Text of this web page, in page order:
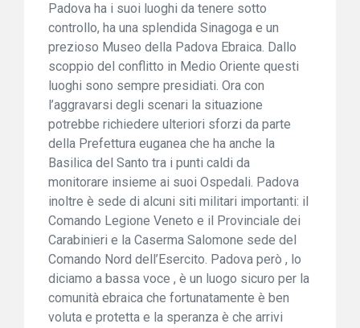
Padova ha i suoi luoghi da tenere sotto
controllo, ha una splendida Sinagoga e un
prezioso Museo della Padova Ebraica. Dallo
scoppio del conflitto in Medio Oriente questi
luoghi sono sempre presidiati. Ora con
l’aggravarsi degli scenari la situazione
potrebbe richiedere ulteriori sforzi da parte
della Prefettura euganea che ha anche la
Basilica del Santo tra i punti caldi da
monitorare insieme ai suoi Ospedali. Padova
inoltre è sede di alcuni siti militari importanti: il
Comando Legione Veneto e il Provinciale dei
Carabinieri e la Caserma Salomone sede del
Comando Nord dell’Esercito. Padova però , lo
diciamo a bassa voce , è un luogo sicuro per la
comunità ebraica che fortunatamente è ben
voluta e protetta e la speranza è che arrivi